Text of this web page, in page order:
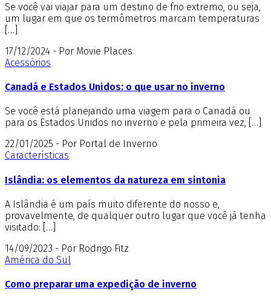
Se você vai viajar para um destino de frio extremo, ou seja,
um lugar em que os termômetros marcam temperaturas
[…]
17/12/2024 - Por Movie Places
Acessórios
Canadá e Estados Unidos: o que usar no inverno
Se você está planejando uma viagem para o Canadá ou
para os Estados Unidos no inverno e pela primeira vez, […]
22/01/2025 - Por Portal de Inverno
Características
Islândia: os elementos da natureza em sintonia
A Islândia é um país muito diferente do nosso e,
provavelmente, de qualquer outro lugar que você já tenha
visitado: […]
14/09/2023 - Por Rodrigo Fitz
América do Sul
Como preparar uma expedição de inverno